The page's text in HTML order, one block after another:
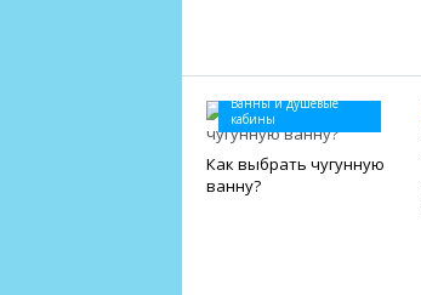
Ванны и душевые
кабины
Как выбрать чугунную
ванну?